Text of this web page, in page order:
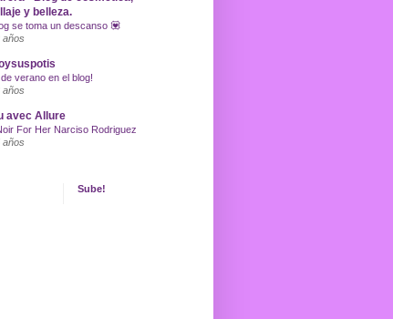
y belleza.
se toma un descanso 💟
años
verano en el blog!
años
avec Allure
For Her Narciso Rodriguez
años
Sube!